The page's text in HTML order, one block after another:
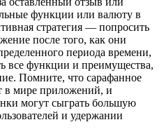
функции или валюту в
стратегия — попросить
после того, как они
периода времени,
все функции и преимущества,
Помните, что сарафанное
мире приложений, и
могут сыграть большую
и удержании